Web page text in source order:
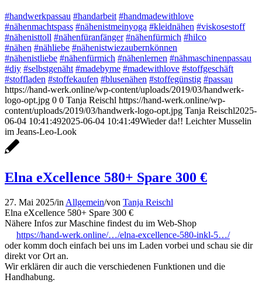
#handwerkpassau #handarbeit #handmadewithlove
#nähenmachtspass #nähenistmeinyoga #kleidnähen #viskosestoff
#nähenisttoll #nähenfüranfänger #nähenfürmich #hilco
#nähen #nähliebe #nähenistwiezaubernkönnen
#nähenistliebe #nähenfürmich #nähenlernen #nähmaschinenpassau
#diy #selbstgenäht #madebyme #madewithlove #stoffgeschäft
#stoffladen #stoffekaufen #blusenähen #stoffegünstig #passau
https://hand-werk.online/wp-content/uploads/2019/03/handwerk-
logo-opt.jpg 0 0 Tanja Reischl https://hand-werk.online/wp-
content/uploads/2019/03/handwerk-logo-opt.jpg Tanja Reischl2025-
06-04 10:41:492025-06-04 10:41:49Wieder da!! Leichter Musselin
im Jeans-Leo-Look
Elna eXcellence 580+ Spare 300 €
27. Mai 2025/in Allgemein/von Tanja Reischl
Elna eXcellence 580+ Spare 300 €
Nähere Infos zur Maschine findest du im Web-Shop
https://hand-werk.online/…/elna-excellence-580-inkl-5…/
oder komm doch einfach bei uns im Laden vorbei und schau sie dir
direkt vor Ort an.
Wir erklären dir auch die verschiedenen Funktionen und die
Handhabung.